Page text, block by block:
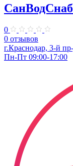
0
0 отзывов
г.Краснодар, 3-й
Пн-Пт 09:00-17:00